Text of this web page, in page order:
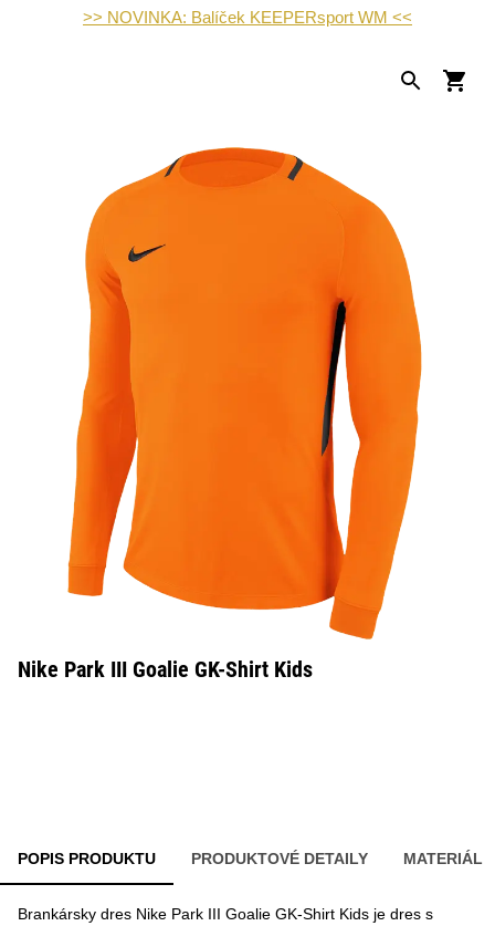
>> NOVINKA: Balíček KEEPERsport WM <<
Nike Park III Goalie GK-Shirt Kids
POPIS PRODUKTU PRODUKTOVÉ DETAILY MATERIÁL
Brankársky dres Nike Park III Goalie GK-Shirt Kids je dres s